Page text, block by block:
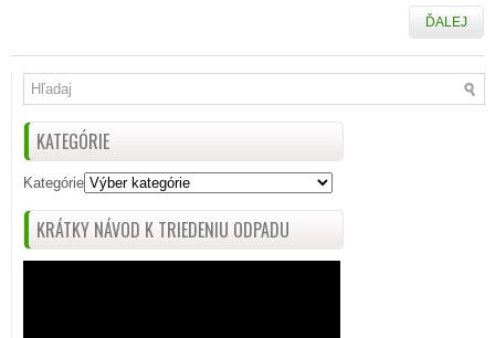
ĎALEJ
KATEGÓRIE
Kategórie
KRÁTKY NÁVOD K TRIEDENIU ODPADU